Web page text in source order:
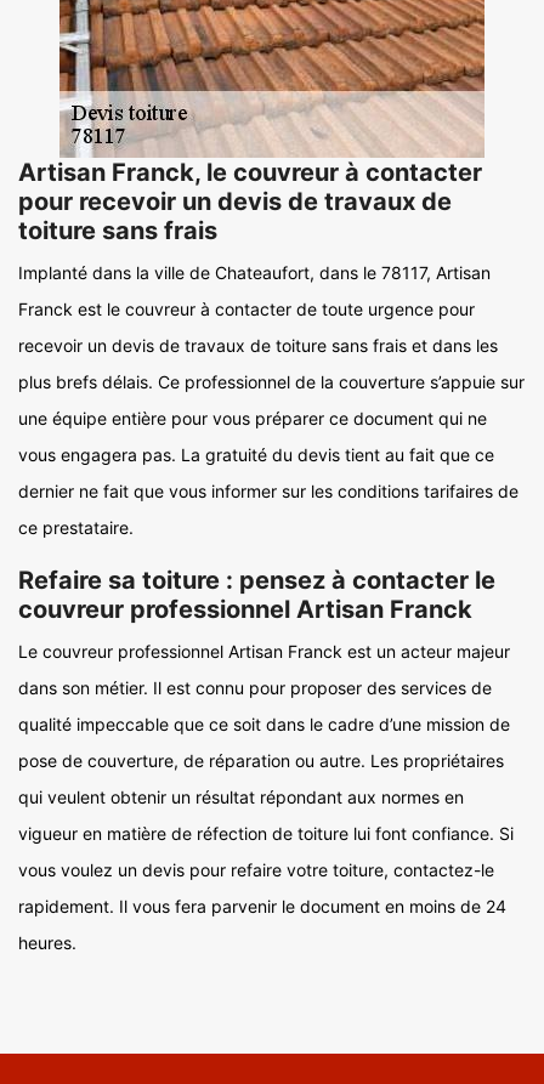
Artisan Franck, le couvreur à contacter
pour recevoir un devis de travaux de
toiture sans frais
Implanté dans la ville de Chateaufort, dans le 78117, Artisan
Franck est le couvreur à contacter de toute urgence pour
recevoir un devis de travaux de toiture sans frais et dans les
plus brefs délais. Ce professionnel de la couverture s’appuie sur
une équipe entière pour vous préparer ce document qui ne
vous engagera pas. La gratuité du devis tient au fait que ce
dernier ne fait que vous informer sur les conditions tarifaires de
ce prestataire.
Refaire sa toiture : pensez à contacter le
couvreur professionnel Artisan Franck
Le couvreur professionnel Artisan Franck est un acteur majeur
dans son métier. Il est connu pour proposer des services de
qualité impeccable que ce soit dans le cadre d’une mission de
pose de couverture, de réparation ou autre. Les propriétaires
qui veulent obtenir un résultat répondant aux normes en
vigueur en matière de réfection de toiture lui font confiance. Si
vous voulez un devis pour refaire votre toiture, contactez-le
rapidement. Il vous fera parvenir le document en moins de 24
heures.